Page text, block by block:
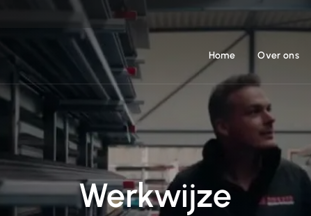
Home Over ons
Werkwijze